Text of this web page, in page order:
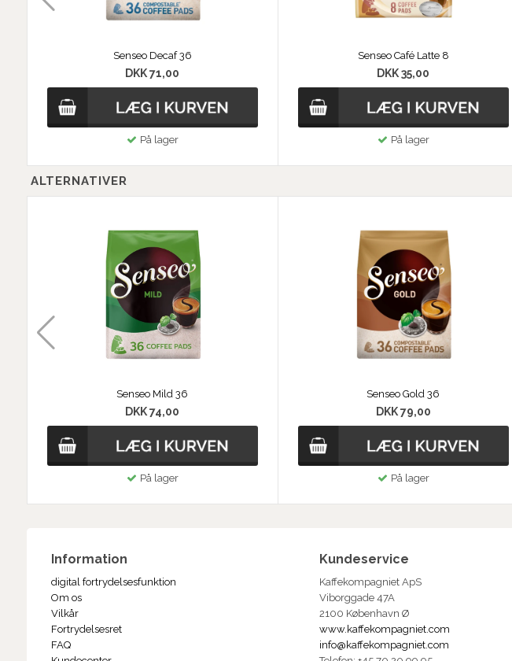
Senseo Decaf 36
DKK 71,00
På lager
Senseo Café Latte 8
DKK 35,00
På lager
ALTERNATIVER
Senseo Mild 36
DKK 74,00
På lager
Senseo Gold 36
DKK 79,00
På lager
Information
digital fortrydelsesfunktion
Om os
Vilkår
Fortrydelsesret
FAQ
Kundeservice
Kaffekompagniet ApS
Viborggade 47A
2100 København Ø
www.kaffekompagniet.com
info@kaffekompagniet.com